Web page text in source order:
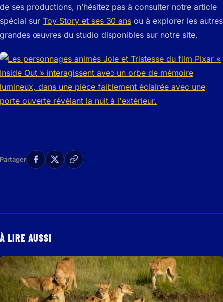
de ses productions, n’hésitez pas à consulter notre article
spécial sur Toy Story et ses 30 ans ou à explorer les autres
grandes œuvres du studio disponibles sur notre site.
Partager
À LIRE AUSSI